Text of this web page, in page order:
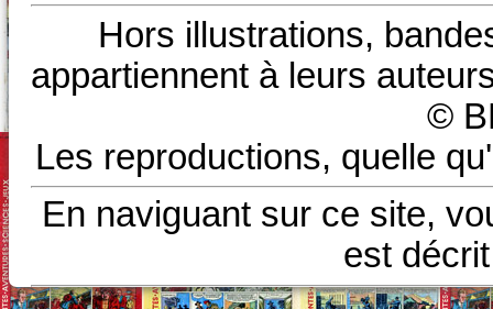
Hors illustrations,
appartiennent à leurs
©
Les reproductions, quelle
En naviguant sur ce site,
est